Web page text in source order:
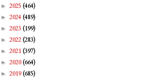
► 2025 (464)
► 2024 (489)
► 2023 (199)
► 2022 (283)
► 2021 (397)
► 2020(664)
► 2019(685)